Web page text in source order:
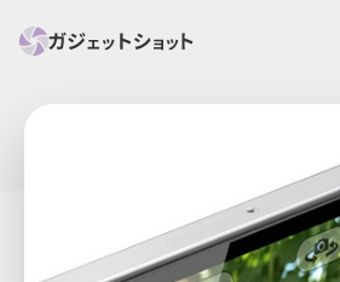
PC関連
セール情報 スマートホーム アクシ